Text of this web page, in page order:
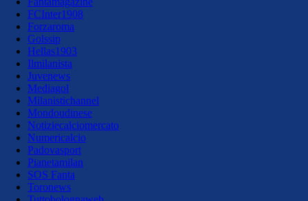
FCInter1908
Forzaroma
Golssip
Hellas1903
Ilmilanista
Juvenews
Mediagol
Milanistichannel
Mondoudinese
Notiziecalciomercato
Numericalcio
Padovasport
Pianetamilan
SOS Fanta
Toronews